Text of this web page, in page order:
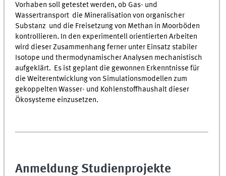
Vorhaben soll getestet werden, ob Gas- und
Wassertransport die Mineralisation von organischer
Substanz und die Freisetzung von Methan in Moorböden
kontrollieren. In den experimentell orientierten Arbeiten
wird dieser Zusammenhang ferner unter Einsatz stabiler
Isotope und thermodynamischer Analysen mechanistisch
aufgeklärt. Es ist geplant die gewonnen Erkenntnisse für
die Weiterentwicklung von Simulationsmodellen zum
gekoppelten Wasser- und Kohlenstoffhaushalt dieser
Ökosysteme einzusetzen.
Anmeldung Studienprojekte